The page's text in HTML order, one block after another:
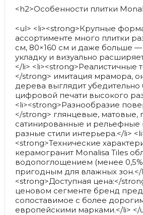
<h2>Особенности плитки
<ul> <li><strong>Крупные
ассортименте много плитки
см, 80×160 см и даже больше
укладку и визуально
</li> <li><strong>Реалистичные
</strong> имитация мрамора,
дерева выглядит убедительно
цифровой печати высокого
<li><strong>Разнообразие
</strong> глянцевые, матовые,
сатинированные и рельефные
разные стили интерьера.</li>
<strong>Технические
керамогранит Monalisa Tiles
водопоглощением (менее
пригодным для влажных зон.</
<strong>Доступная цена:</
ценовом сегменте бренд
сопоставимое с более
европейскими марками.</li> </